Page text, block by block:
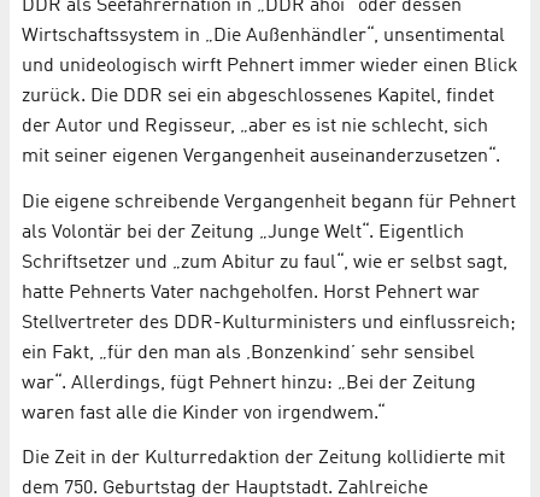
DDR als Seefahrernation in „DDR ahoi“ oder dessen
Wirtschaftssystem in „Die Außenhändler“, unsentimental
und unideologisch wirft Pehnert immer wieder einen Blick
zurück. Die DDR sei ein abgeschlossenes Kapitel, findet
der Autor und Regisseur, „aber es ist nie schlecht, sich
mit seiner eigenen Vergangenheit auseinanderzusetzen“.
Die eigene schreibende Vergangenheit begann für Pehnert
als Volontär bei der Zeitung „Junge Welt“. Eigentlich
Schriftsetzer und „zum Abitur zu faul“, wie er selbst sagt,
hatte Pehnerts Vater nachgeholfen. Horst Pehnert war
Stellvertreter des DDR-Kulturministers und einflussreich;
ein Fakt, „für den man als ‚Bonzenkind’ sehr sensibel
war“. Allerdings, fügt Pehnert hinzu: „Bei der Zeitung
waren fast alle die Kinder von irgendwem.“
Die Zeit in der Kulturredaktion der Zeitung kollidierte mit
dem 750. Geburtstag der Hauptstadt. Zahlreiche